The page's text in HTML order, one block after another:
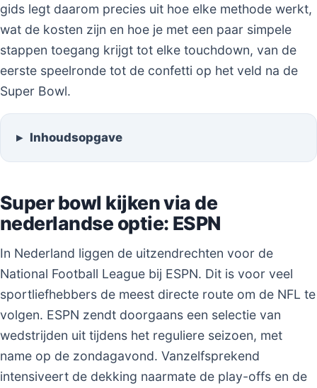
gids legt daarom precies uit hoe elke methode werkt,
wat de kosten zijn en hoe je met een paar simpele
stappen toegang krijgt tot elke touchdown, van de
eerste speelronde tot de confetti op het veld na de
Super Bowl.
Inhoudsopgave
Super bowl kijken via de
nederlandse optie: ESPN
In Nederland liggen de uitzendrechten voor de
National Football League bij ESPN. Dit is voor veel
sportliefhebbers de meest directe route om de NFL te
volgen. ESPN zendt doorgaans een selectie van
wedstrijden uit tijdens het reguliere seizoen, met
name op de zondagavond. Vanzelfsprekend
intensiveert de dekking naarmate de play-offs en de